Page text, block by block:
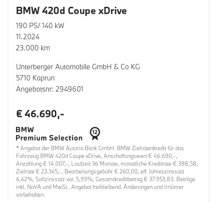
BMW 420d Coupe xDrive
190 PS/ 140 kW
11.2024
23.000 km
Unterberger Automobile GmbH & Co KG
5710 Kaprun
Angebotsnr: 2949601
€ 46.690,-
* Angebot der BMW Austria Bank GmbH. BMW Zielratenkredit für das
Fahrzeug BMW 420d Coupe xDrive, Anschaffungswert € 46.690,-,
Anzahlung € 14.007,-, Laufzeit 36 Monate, monatliche Kreditrate € 398,58,
Zielrate € 23.345,-, Bearbeitungsgebühr € 260,00, eff. Jahreszinssatz
6,42%, Sollzinssatz var. 5,99%, Gesamtkreditbetrag € 37.953,83. Beträge
inkl. NoVA und MwSt.. Angebot freibleibend. Änderungen und Irrtümer
vorbehalten.